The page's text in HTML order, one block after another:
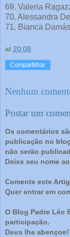
69. Valeria
70. Alessandra
71. Bianca
at 20:08
Compartilhar
Nenhum
Postar um
Os comentários
publicação no
não serão
Deixe seu nome
Comente este
Quer entrar em
O Blog Padre Léo
participação.
Deus lhe abençoe!